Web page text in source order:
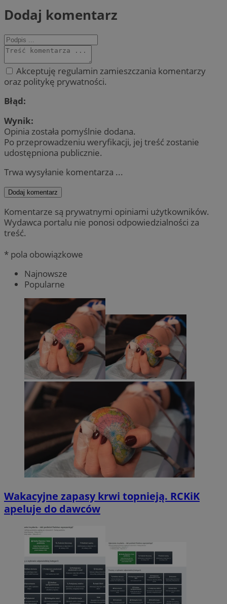
Dodaj komentarz
Akceptuję regulamin zamieszczania komentarzy
oraz politykę prywatności.
Błąd:
Wynik:
Opinia została pomyślnie dodana.
Po przeprowadzeniu weryfikacji, jej treść zostanie
udostępniona publicznie.
Trwa wysyłanie komentarza ...
Dodaj komentarz
Komentarze są prywatnymi opiniami użytkowników.
Wydawca portalu nie ponosi odpowiedzialności za
treść.
* pola obowiązkowe
Najnowsze
Popularne
Wakacyjne zapasy krwi topnieją. RCKiK
apeluje do dawców